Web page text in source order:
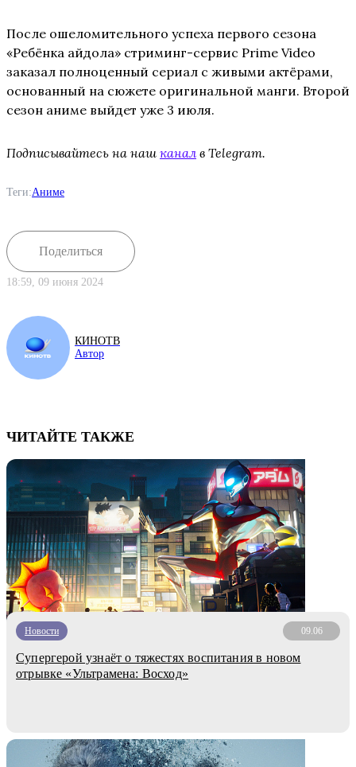
После ошеломительного успеха первого сезона
«Ребёнка айдола» стриминг-сервис Prime Video
заказал полноценный сериал с живыми актёрами,
основанный на сюжете оригинальной манги. Второй
сезон аниме выйдет уже 3 июля.
Подписывайтесь на наш канал в Telegram.
Теги:Аниме
Поделиться
18:59, 09 июня 2024
КИНОТВ
Автор
ЧИТАЙТЕ ТАКЖЕ
Новости 09.06
Супергерой узнаёт о тяжестях воспитания в новом
отрывке «Ультрамена: Восход»